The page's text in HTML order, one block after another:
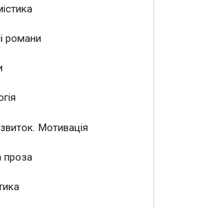
романи
Мотивація
проза